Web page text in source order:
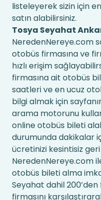
listeleyerek sizin için
satın alabilirsiniz.
Tosya Seyahat
NeredenNereye.com
otobüs firmasına ve
hızlı erişim
firmasına ait otobüs
saatleri ve en ucuz
bilgi almak için
arama motorunu
online otobüs bileti
durumunda dakikalar
ücretinizi kesintisiz
NeredenNereye.com
otobüs bileti alma
Seyahat dahil
firmasını